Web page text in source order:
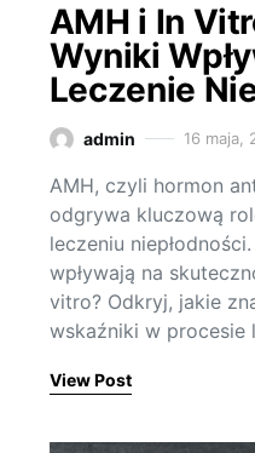
AMH i In
Wyniki
Leczenie
admin 16 maja,
AMH, czyli hormon
odgrywa kluczową
leczeniu
wpływają na
vitro? Odkryj, jakie
wskaźniki w procesie
View Post